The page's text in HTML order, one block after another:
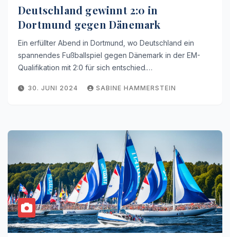
Deutschland gewinnt 2:0 in
Dortmund gegen Dänemark
Ein erfüllter Abend in Dortmund, wo Deutschland ein
spannendes Fußballspiel gegen Dänemark in der EM-
Qualifikation mit 2:0 für sich entschied.…
30. JUNI 2024 SABINE HAMMERSTEIN